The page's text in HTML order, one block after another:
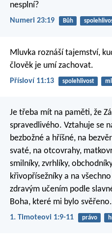
nesplní?
Numeri 23:19 Bůh
Mluvka roznáší tajemství,
člověk je umí zachovat.
Přísloví 11:13 spolehlivost
Je třeba mít na paměti, že
spravedlivého. Vztahuje se
bezbožné a hříšné, na
svaté, na otcovrahy,
smilníky, zvrhlíky,
křivopřísežníky a na
zdravým učením podle
Boha, které mi bylo svěřeno.
1. Timoteovi 1:9-11 právo